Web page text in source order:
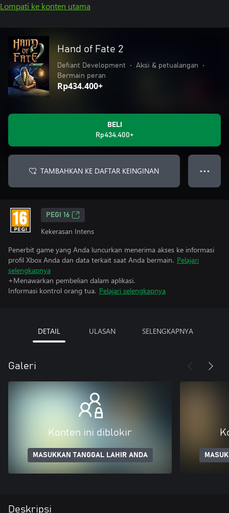
Lompati ke konten utama
Hand of Fate 2
Defiant Development • Aksi & petualangan
•
Bermain peran
Rp434.400+
BELI
Rp434.400+
TAMBAHKAN KE DAFTAR KEINGINAN ● ● ●
PEGI 16
Kekerasan Intens
Penerbit game yang Anda luncurkan menerima akses ke informasi
profil Xbox Anda dan data terkait saat Anda bermain. Pelajari
selengkapnya
+Menawarkan pembelian dalam aplikasi.
Informasi kontrol orang tua. Pelajari selengkapnya
DETAIL ULASAN SELENGKAPNYA
Galeri
Konten ini diblokir
MASUKKAN TANGGAL LAHIR ANDA
Deskripsi